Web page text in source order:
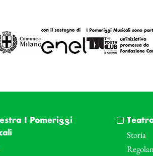
I Pomeriggi
Storia